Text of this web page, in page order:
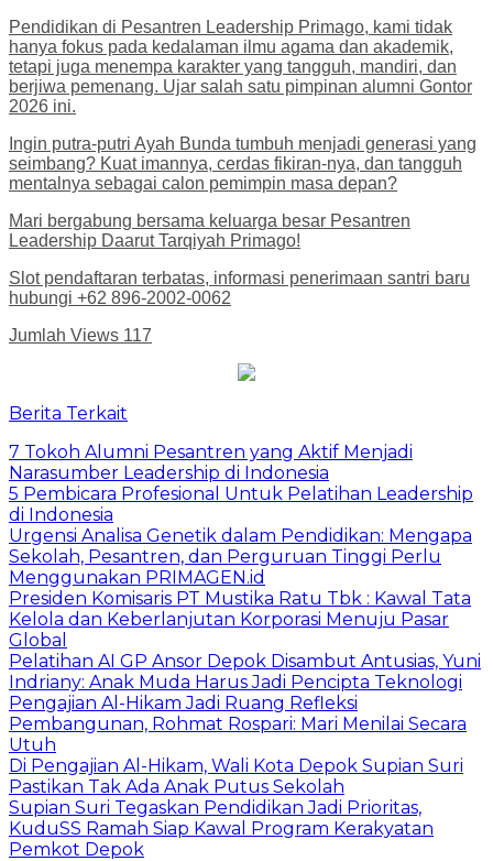
Pendidikan di Pesantren Leadership Primago, kami tidak
hanya fokus pada kedalaman ilmu agama dan akademik,
tetapi juga menempa karakter yang tangguh, mandiri, dan
berjiwa pemenang. Ujar salah satu pimpinan alumni Gontor
2026 ini.
Ingin putra-putri Ayah Bunda tumbuh menjadi generasi yang
seimbang? Kuat imannya, cerdas fikiran-nya, dan tangguh
mentalnya sebagai calon pemimpin masa depan?
Mari bergabung bersama keluarga besar Pesantren
Leadership Daarut Tarqiyah Primago!
Slot pendaftaran terbatas, informasi penerimaan santri baru
hubungi +62 896-2002-0062
Jumlah Views 117
Berita Terkait
7 Tokoh Alumni Pesantren yang Aktif Menjadi
Narasumber Leadership di Indonesia
5 Pembicara Profesional Untuk Pelatihan Leadership
di Indonesia
Urgensi Analisa Genetik dalam Pendidikan: Mengapa
Sekolah, Pesantren, dan Perguruan Tinggi Perlu
Menggunakan PRIMAGEN.id
Presiden Komisaris PT Mustika Ratu Tbk : Kawal Tata
Kelola dan Keberlanjutan Korporasi Menuju Pasar
Global
Pelatihan AI GP Ansor Depok Disambut Antusias, Yuni
Indriany: Anak Muda Harus Jadi Pencipta Teknologi
Pengajian Al-Hikam Jadi Ruang Refleksi
Pembangunan, Rohmat Rospari: Mari Menilai Secara
Utuh
Di Pengajian Al-Hikam, Wali Kota Depok Supian Suri
Pastikan Tak Ada Anak Putus Sekolah
Supian Suri Tegaskan Pendidikan Jadi Prioritas,
KuduSS Ramah Siap Kawal Program Kerakyatan
Pemkot Depok